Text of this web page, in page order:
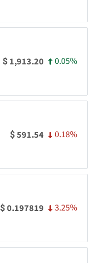
$ 1,913.20 0.05%
$591.54 0.18%
$0.197819 3.25%